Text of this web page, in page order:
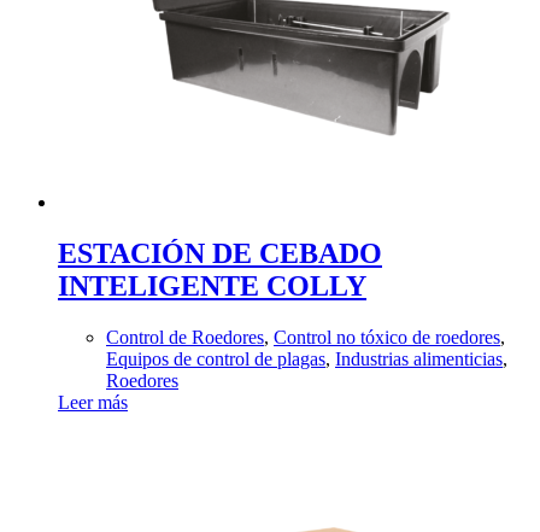
ESTACIÓN DE CEBADO
INTELIGENTE COLLY
Control de Roedores, Control no tóxico de roedores,
Equipos de control de plagas, Industrias alimenticias,
Roedores
Leer más